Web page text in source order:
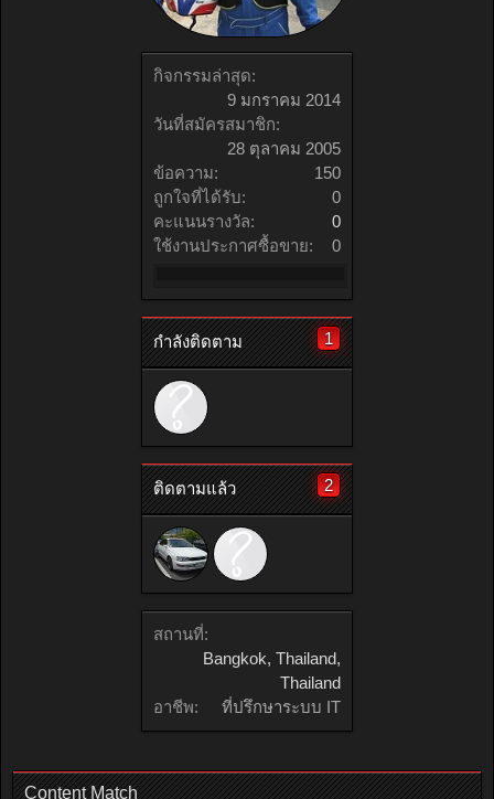
กิจกรรมล่าสุด:
9 มกราคม 2014
วันที่สมัครสมาชิก:
28 ตุลาคม 2005
ข้อความ:
150
ถูกใจที่ได้รับ:
0
คะแนนรางวัล:
0
ใช้งานประกาศซื้อขาย:
0
กำลังติดตาม 1
ติดตามแล้ว 2
สถานที่:
Bangkok, Thailand,
Thailand
อาชีพ:
ที่ปรึกษาระบบ IT
Content Match